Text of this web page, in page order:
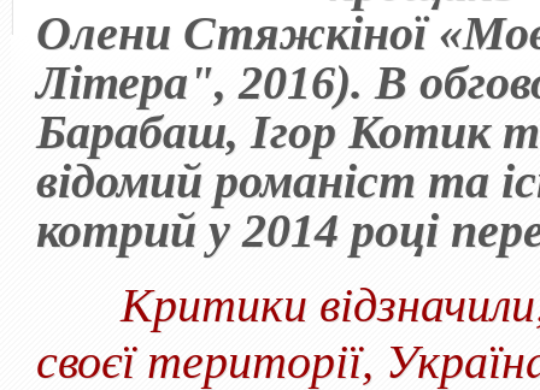
Олени Стяжкіної
Літера", 2016). В
Барабаш, Ігор Котик
відомий романіст та
котрий у 2014 році
Критики
своєї території,